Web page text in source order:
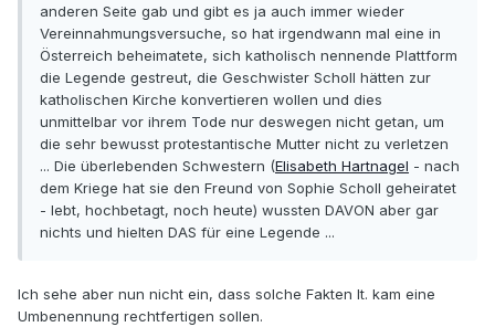
anderen Seite gab und gibt es ja auch immer wieder
Vereinnahmungsversuche, so hat irgendwann mal eine in
Österreich beheimatete, sich katholisch nennende Plattform
die Legende gestreut, die Geschwister Scholl hätten zur
katholischen Kirche konvertieren wollen und dies
unmittelbar vor ihrem Tode nur deswegen nicht getan, um
die sehr bewusst protestantische Mutter nicht zu verletzen
... Die überlebenden Schwestern (Elisabeth Hartnagel - nach
dem Kriege hat sie den Freund von Sophie Scholl geheiratet
- lebt, hochbetagt, noch heute) wussten DAVON aber gar
nichts und hielten DAS für eine Legende ...
Ich sehe aber nun nicht ein, dass solche Fakten lt. kam eine
Umbenennung rechtfertigen sollen.